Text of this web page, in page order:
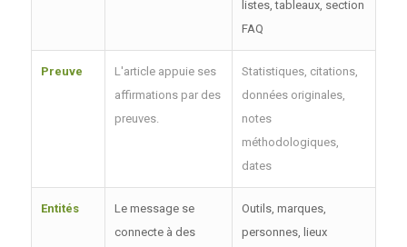
listes, tableaux, section
FAQ
Preuve
L'article appuie ses
affirmations par des
preuves.
Statistiques, citations,
données originales,
notes
méthodologiques,
dates
Entités
Le message se
connecte à des
Outils, marques,
personnes, lieux